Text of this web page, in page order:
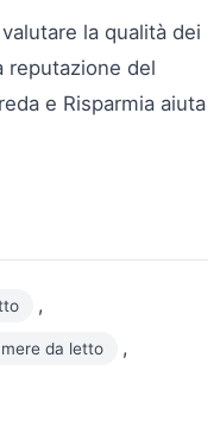
la qualità dei
reputazione del
e Risparmia aiuta
,
da letto ,